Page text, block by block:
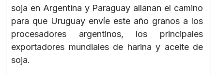
soja en Argentina y Paraguay allanan el camino
para que Uruguay envíe este año granos a los
procesadores argentinos, los principales
exportadores mundiales de harina y aceite de
soja.